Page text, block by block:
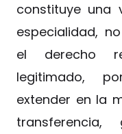
constituye una
especialidad,
el derecho
legitimado,
extender en la